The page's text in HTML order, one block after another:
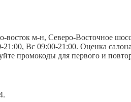
восток м-н, Северо-Восточное
Вс 09:00-21:00. Оценка
промокоды для первого и